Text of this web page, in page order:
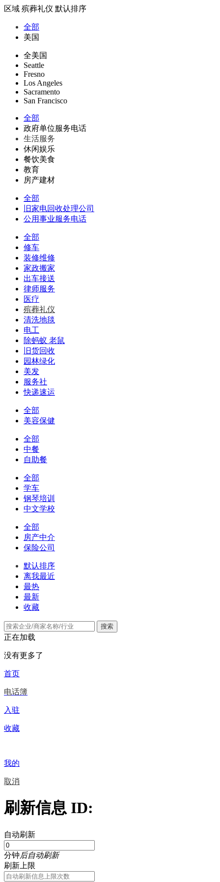
区域 殡葬礼仪 默认排序
全部
美国
全美国
Seattle
Fresno
Los Angeles
Sacramento
San Francisco
全部
政府单位服务电话
生活服务
休闲娱乐
餐饮美食
教育
房产建材
全部
旧家电回收处理公司
公用事业服务电话
全部
修车
装修维修
家政搬家
出车接送
律师服务
医疗
殡葬礼仪
清洗地毯
电工
除蚂蚁 老鼠
旧货回收
园林绿化
美发
服务社
快递速运
全部
美容保健
全部
中餐
自助餐
全部
学车
钢琴培训
中文学校
全部
房产中介
保险公司
默认排序
离我最近
最热
最新
收藏
搜索
正在加载
没有更多了
首页
电话簿
入驻
收藏
我的
取消
刷新信息 ID:
自动刷新
分钟后自动刷新
刷新上限